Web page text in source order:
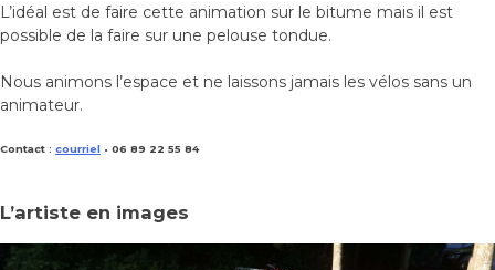
L’idéal est de faire cette animation sur le bitume mais il est
possible de la faire sur une pelouse tondue.
Nous animons l’espace et ne laissons jamais les vélos sans un
animateur.
Contact : courriel • 06 89 22 55 84
L’artiste en images